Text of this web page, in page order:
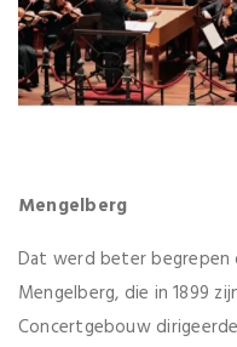
Mengelberg
Dat werd beter begrepen
Mengelberg, die in 1899
Concertgebouw